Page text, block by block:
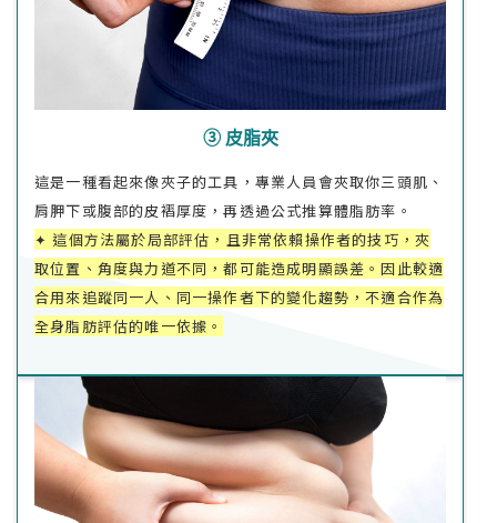
③ 皮脂夾
這是一種看起來像夾子的工具，專業人員會夾取你三頭肌、
肩胛下或腹部的皮褶厚度，再透過公式推算體脂肪率。
✦ 這個方法屬於局部評估，且非常依賴操作者的技巧，夾
取位置、角度與力道不同，都可能造成明顯誤差。因此較適
合用來追蹤同一人、同一操作者下的變化趨勢，不適合作為
全身脂肪評估的唯一依據。